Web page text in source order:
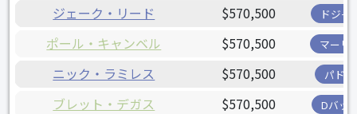
ジェーク・リード $570,500 ドジャ
ポール・キャンベル $570,500 マーリ
ニック・ラミレス $570,500 パド
ブレット・デガス $570,500 Dバッ